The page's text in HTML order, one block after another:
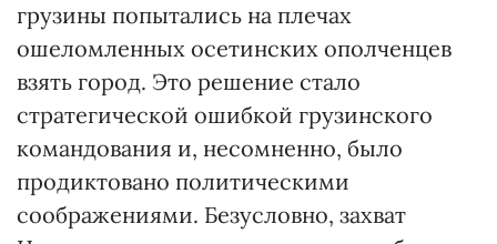
грузины попытались на плечах
ошеломленных осетинских ополченцев
взять город. Это решение стало
стратегической ошибкой грузинского
командования и, несомненно, было
продиктовано политическими
соображениями. Безусловно, захват